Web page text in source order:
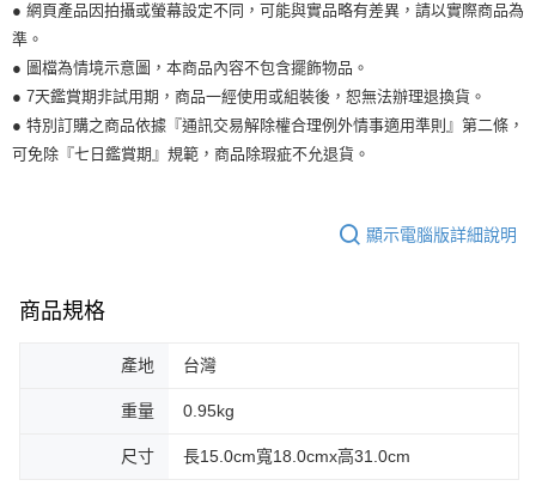
● 網頁產品因拍攝或螢幕設定不同，可能與實品略有差異，請以實際商品為
準。
● 圖檔為情境示意圖，本商品內容不包含擺飾物品。
● 7天鑑賞期非試用期，商品一經使用或組裝後，恕無法辦理退換貨。
● 特別訂購之商品依據『通訊交易解除權合理例外情事適用準則』第二條，
可免除『七日鑑賞期』規範，商品除瑕疵不允退貨。
顯示電腦版詳細說明
商品規格
產地 台灣
重量 0.95kg
尺寸 長15.0cm寬18.0cmx高31.0cm